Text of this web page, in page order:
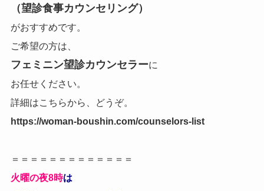
（望診食事カウンセリング）
がおすすめです。
ご希望の方は、
フェミニン望診カウンセラーに
お任せください。
詳細はこちらから、どうぞ。
https://woman-boushin.com/counselors-list
＝＝＝＝＝＝＝＝＝＝＝＝＝
火曜の夜8時は